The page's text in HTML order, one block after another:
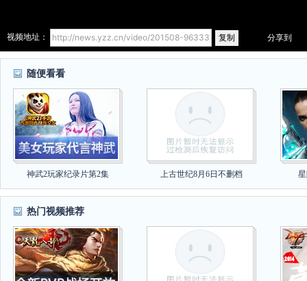
视频地址： 复制 分享到
随便看看
神武2玩家纪录片第2集 上古世纪8月6日不删档
热门视频推荐